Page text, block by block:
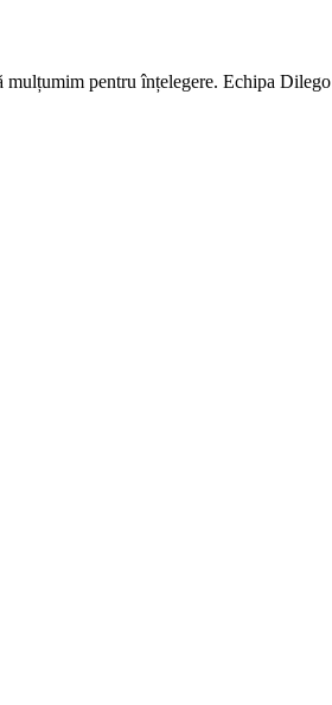
mulțumim pentru înțelegere. Echipa Dilego